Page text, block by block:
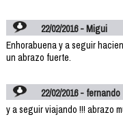
22/02/2016 - Migui
Enhorabuena y a seguir
un abrazo fuerte.
22/02/2016 - fernando
y a seguir viajando !!! abrazo